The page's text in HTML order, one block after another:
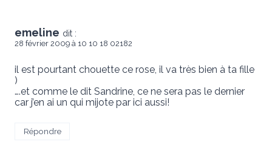
emeline dit :
28 février 2009 à 10 10 18 02182
il est pourtant chouette ce rose, il va très bien à ta fille
)
….et comme le dit Sandrine, ce ne sera pas le dernier
car j’en ai un qui mijote par ici aussi!
Répondre